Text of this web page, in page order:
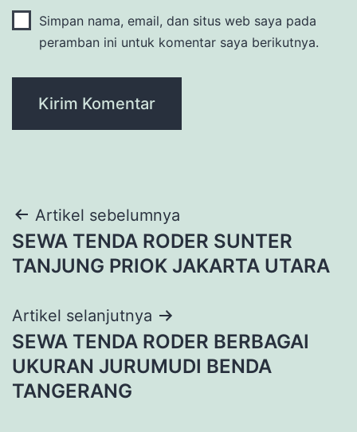
Simpan nama, email, dan situs web saya pada
peramban ini untuk komentar saya berikutnya.
Navigasi
pos
Artikel sebelumnya
SEWA TENDA RODER SUNTER
TANJUNG PRIOK JAKARTA UTARA
Artikel selanjutnya
SEWA TENDA RODER BERBAGAI
UKURAN JURUMUDI BENDA
TANGERANG